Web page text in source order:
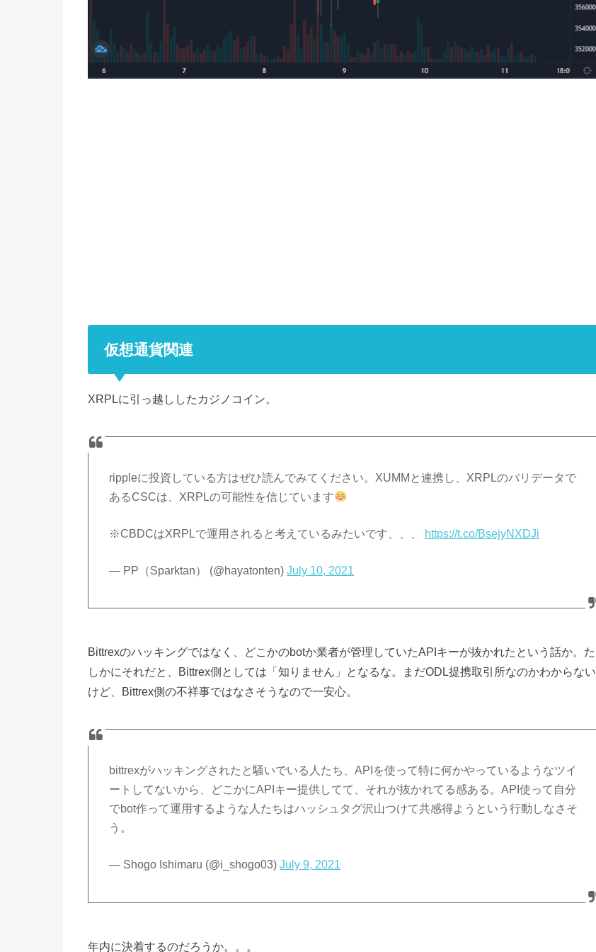
仮想通貨関連
XRPLに引っ越ししたカジノコイン。
rippleに投資している方はぜひ読んでみてください。XUMMと連携し、XRPLのバリデータで
あるCSCは、XRPLの可能性を信じています
※CBDCはXRPLで運用されると考えているみたいです、、、 https://t.co/BsejyNXDJi
— PP（Sparktan） (@hayatonten)July 10, 2021
Bittrexのハッキングではなく、どこかのbotか業者が管理していたAPIキーが抜かれたという話か。た
しかにそれだと、Bittrex側としては「知りません」となるな。まだODL提携取引所なのかわからない
けど、Bittrex側の不祥事ではなさそうなので一安心。
bittrexがハッキングされたと騒いでいる人たち、APIを使って特に何かやっているようなツイ
ートしてないから、どこかにAPIキー提供してて、それが抜かれてる感ある。API使って自分
でbot作って運用するような人たちはハッシュタグ沢山つけて共感得ようという行動しなさそ
う。
— Shogo Ishimaru (@i_shogo03)July 9, 2021
年内に決着するのだろうか。。。